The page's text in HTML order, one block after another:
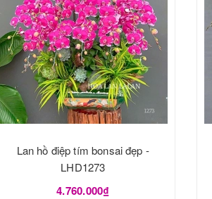
Lan hồ điệp tím bonsai đẹp -
LHD1273
4.760.000₫